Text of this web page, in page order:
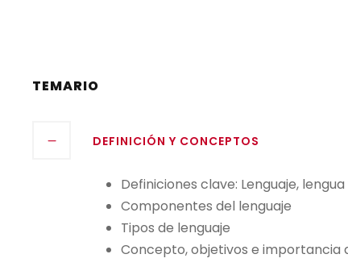
TEMARIO
DEFINICIÓN Y CONCEPTOS
Definiciones clave: Lenguaje,
Componentes del lenguaje
Tipos de lenguaje
Concepto, objetivos e importancia